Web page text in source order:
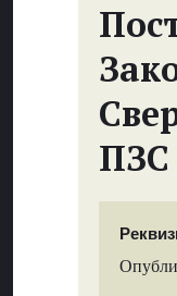
ПЗС